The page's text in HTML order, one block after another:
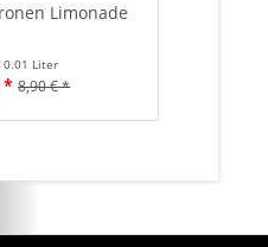
Limonade
0.01 Liter
* 8,90 € *